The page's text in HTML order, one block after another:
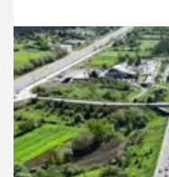
30.05.2026 Gündem